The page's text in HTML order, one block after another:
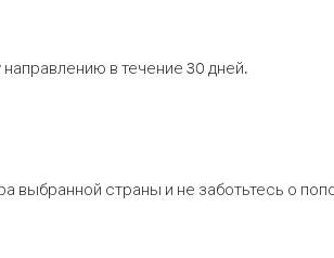
в течение 30 дней.
выбранной страны и не заботьтесь о